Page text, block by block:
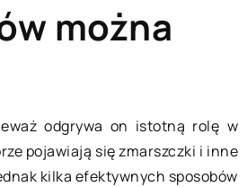
można
odgrywa on istotną rolę w
pojawiają się zmarszczki i inne
kilka efektywnych sposobów